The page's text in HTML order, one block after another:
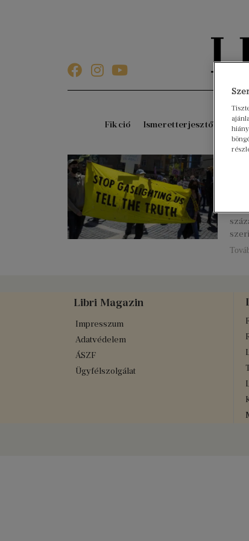
Fikció Ismeretterjesztő
Libri Magazin
Impresszum
Adatvédelem
ÁSZF
Ügyfélszolgálat